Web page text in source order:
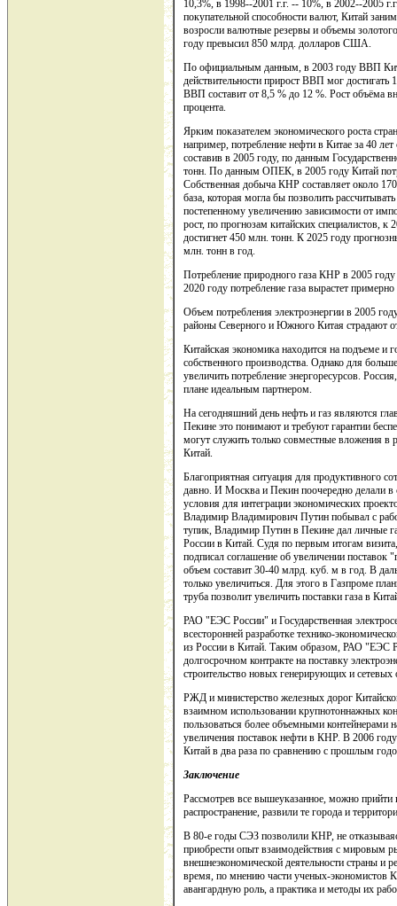
10,3%, в 1998--2001 г.г. -- 10%, в 2002--2005
покупательной способности валют, Китай
возросли валютные резервы и объемы
году превысил 850 млрд. долларов США.
По официальным данным, в 2003 году ВВП
действительности прирост ВВП мог
ВВП составит от 8,5 % до 12 %. Рост объёма
процента.
Ярким показателем экономического роста
например, потребление нефти в Китае за 40
составив в 2005 году, по данным
тонн. По данным ОПЕК, в 2005 году Китай
Собственная добыча КНР составляет около
база, которая могла бы позволить
постепенному увеличению зависимости от
рост, по прогнозам китайских специалистов,
достигнет 450 млн. тонн. К 2025 году
млн. тонн в год.
Потребление природного газа КНР в 2005
2020 году потребление газа вырастет
Объем потребления электроэнергии в 2005
районы Северного и Южного Китая страдают
Китайская экономика находится на подъеме и
собственного производства. Однако для
увеличить потребление энергоресурсов.
плане идеальным партнером.
На сегодняшний день нефть и газ являются
Пекине это понимают и требуют гарантии
могут служить только совместные вложения в
Китай.
Благоприятная ситуация для продуктивного
давно. И Москва и Пекин поочередно делали в
условия для интеграции экономических
Владимир Владимирович Путин побывал с
тупик, Владимир Путин в Пекине дал личные
России в Китай. Судя по первым итогам
подписал соглашение об увеличении
объем составит 30-40 млрд. куб. м в год. В
только увеличиться. Для этого в Газпроме
труба позволит увеличить поставки газа в
РАО "ЕЭС России" и Государственная
всесторонней разработке технико-
из России в Китай. Таким образом, РАО "ЕЭС
долгосрочном контракте на поставку
строительство новых генерирующих и
РЖД и министерство железных дорог
взаимном использовании крупнотоннажных
пользоваться более объемными
увеличения поставок нефти в КНР. В 2006
Китай в два раза по сравнению с прошлым
Заключение
Рассмотрев все вышеуказанное, можно
распространение, развили те города и
В 80-е годы СЭЗ позволили КНР, не
приобрести опыт взаимодействия с мировым
внешнеэкономической деятельности страны и
время, по мнению части ученых-экономистов
авангардную роль, а практика и методы их